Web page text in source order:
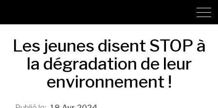
Les jeunes disent STOP à
la dégradation de leur
environnement !